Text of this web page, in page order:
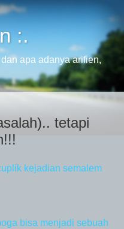
:.
apa adanya arifien,
tetapi
kejadian semalem
bisa menjadi sebuah